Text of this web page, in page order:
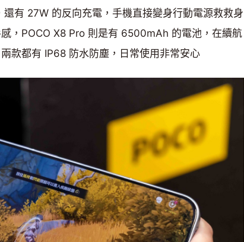
有 27W 的反向充電，手機直接變身行動電源救救身
，POCO X8 Pro 則是有 6500mAh 的電池，在續航
款都有 IP68 防水防塵，日常使用非常安心